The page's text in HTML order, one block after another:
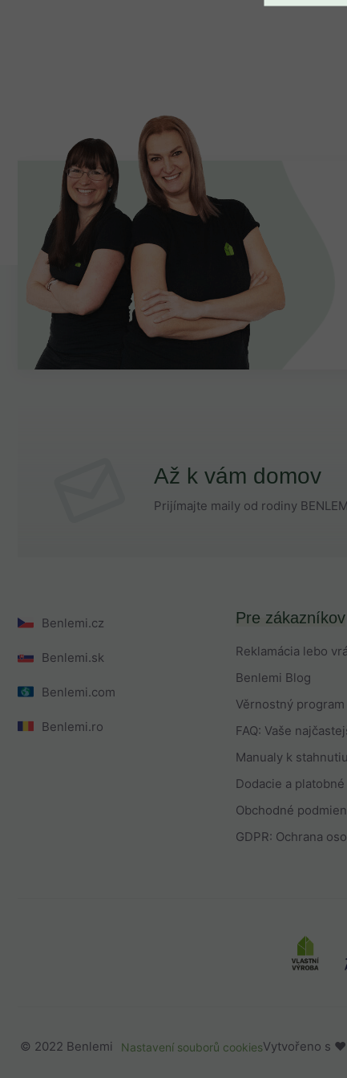
Až k vám domov
Prijímajte maily od rodiny
Benlemi.cz
Benlemi.sk
Benlemi.com
Benlemi.ro
Pre zákazníkov
Reklamácia lebo
Benlemi Blog
Věrnostný program
FAQ: Vaše
Manualy k stahnutiu
Dodacie a
Obchodné
GDPR: Ochrana
Benlemi